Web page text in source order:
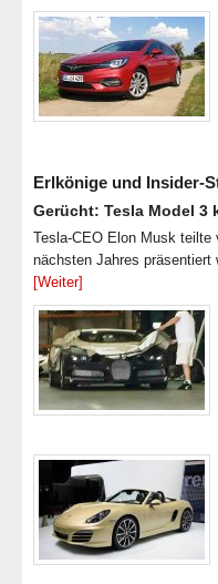
Erlkönige und Insider-
Gerücht: Tesla Model 3
Tesla-CEO Elon Musk
nächsten Jahres
[Weiter]